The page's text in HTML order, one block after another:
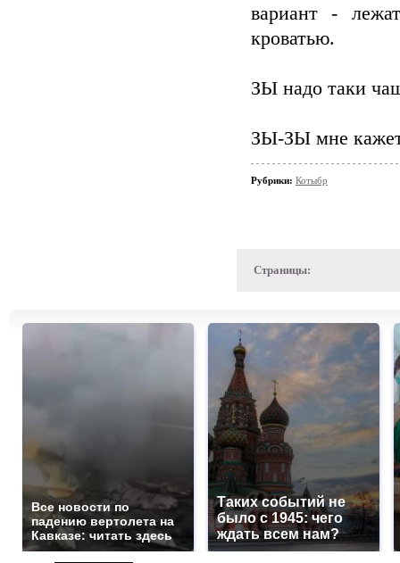
вариант -
кроватью.
ЗЫ надо таки
ЗЫ-ЗЫ мне
Рубрики: Котыбр
Страницы:
Все новости по
падению вертолета на
Кавказе: читать здесь
Таких событий не
было с 1945: чего
ждать всем нам?